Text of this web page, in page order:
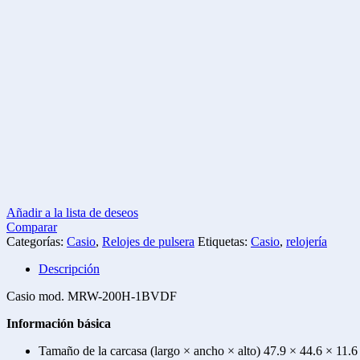
Añadir a la lista de deseos
Comparar
Categorías: Casio, Relojes de pulsera Etiquetas: Casio, relojería
Descripción
Casio mod. MRW-200H-1BVDF
Información básica
Tamaño de la carcasa (largo × ancho × alto) 47.9 × 44.6 × 11.6